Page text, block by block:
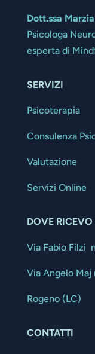
Dott.ssa
Psicologa
esperta di
SERVIZI
Psicoterapia
Consulenza
Valutazione
Servizi Online
DOVE RICEVO
Via Fabio Filzi
Via Angelo Maj
Rogeno (LC)
CONTATTI